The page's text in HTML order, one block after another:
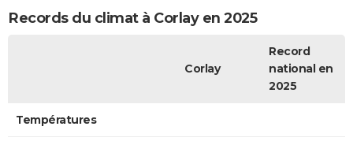
Records du climat à Corlay en 2025
Corlay
Record
national en
2025
Températures